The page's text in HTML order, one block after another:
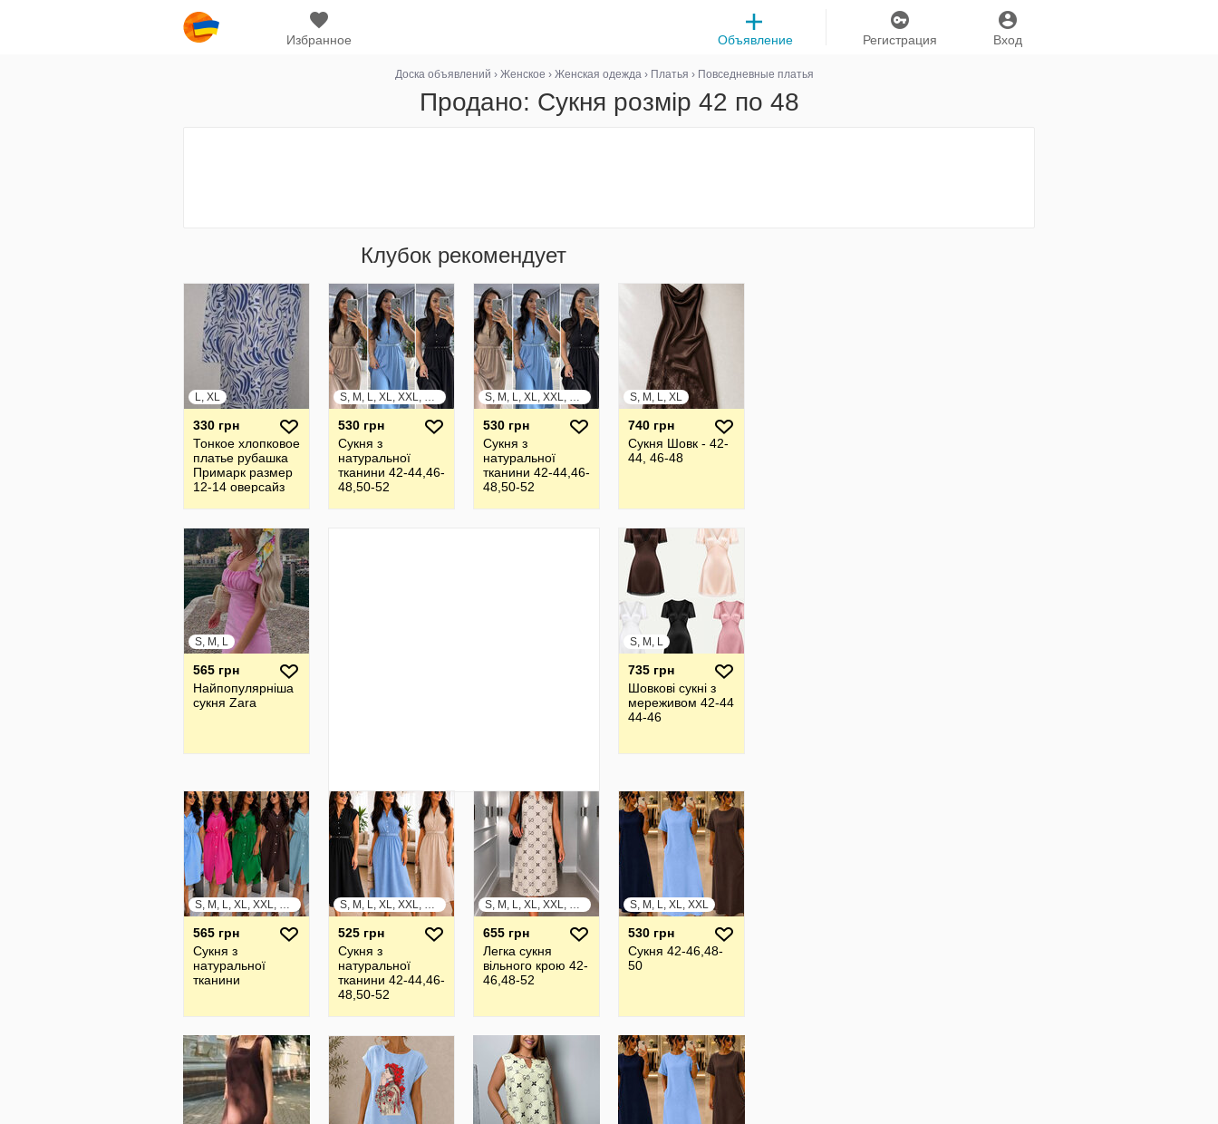
Избранное Вход
Регистрация
Объявление
Доска объявлений › Женское › Женская одежда › Платья › Повседневные платья
Продано: Сукня розмір 42 по 48
Клубок рекомендует
L, XL
330 грн
Тонкое хлопковое
платье рубашка
Примарк размер
12-14 оверсайз
S, M, L, XL, XXL, XXXL
530 грн
Сукня з
натуральної
тканини 42-44,46-
48,50-52
S, M, L, XL, XXL, XXXL
530 грн
Сукня з
натуральної
тканини 42-44,46-
48,50-52
S, M, L, XL
740 грн
Сукня Шовк - 42-
44, 46-48
S, M, L
565 грн
Найпопулярніша
сукня Zara
S, M, L
735 грн
Шовкові сукні з
мереживом 42-44
44-46
S, M, L, XL, XXL, XXXL
565 грн
Сукня з
натуральної
тканини
S, M, L, XL, XXL, XXXL
525 грн
Сукня з
натуральної
тканини 42-44,46-
48,50-52
S, M, L, XL, XXL, XXXL
655 грн
Легка сукня
вільного крою 42-
46,48-52
S, M, L, XL, XXL
530 грн
Сукня 42-46,48-
50